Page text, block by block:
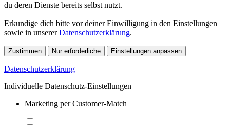
du deren Dienste bereits selbst nutzt.
Erkundige dich bitte vor deiner Einwilligung in den Einstellungen
sowie in unsererDatenschutzerklärung.
Zustimmen Nur erforderliche Einstellungen anpassen
Datenschutzerklärung
Individuelle Datenschutz-Einstellungen
Marketing per Customer-Match